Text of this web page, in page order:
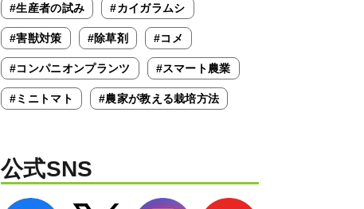
#生産者の試み #カイガラムシ
#害獣対策 #除草剤 #コメ
#コンパニオンプランツ #スマート農業
#ミニトマト #農家が教える栽培方法
公式SNS